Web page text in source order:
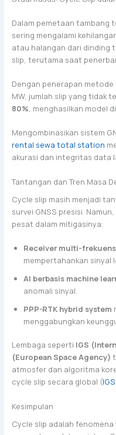
Dalam pemetaan tambang
sering mengalami
atau halangan dari dinding
slip, terutama saat
Dengan penerapan
MW, jumlah slip yang tidak
80%, menghasilkan model
Mengombinasikan sistem
rental sewa total station
akurasi dan integritas data
Tantangan dan Tren Masa
Cycle slip masih menjadi
survei GNSS presisi.
pesat dalam mitigasinya:
Receiver multi-
mempertahankan sinyal
AI berbasis machine
anomali sinyal.
PPP-RTK hybrid system
menggabungkan
Lembaga seperti IGS
(European Space Agency)
atmosfer dan algoritma
cycle slip secara global (
Kesimpulan
Cycle slip adalah